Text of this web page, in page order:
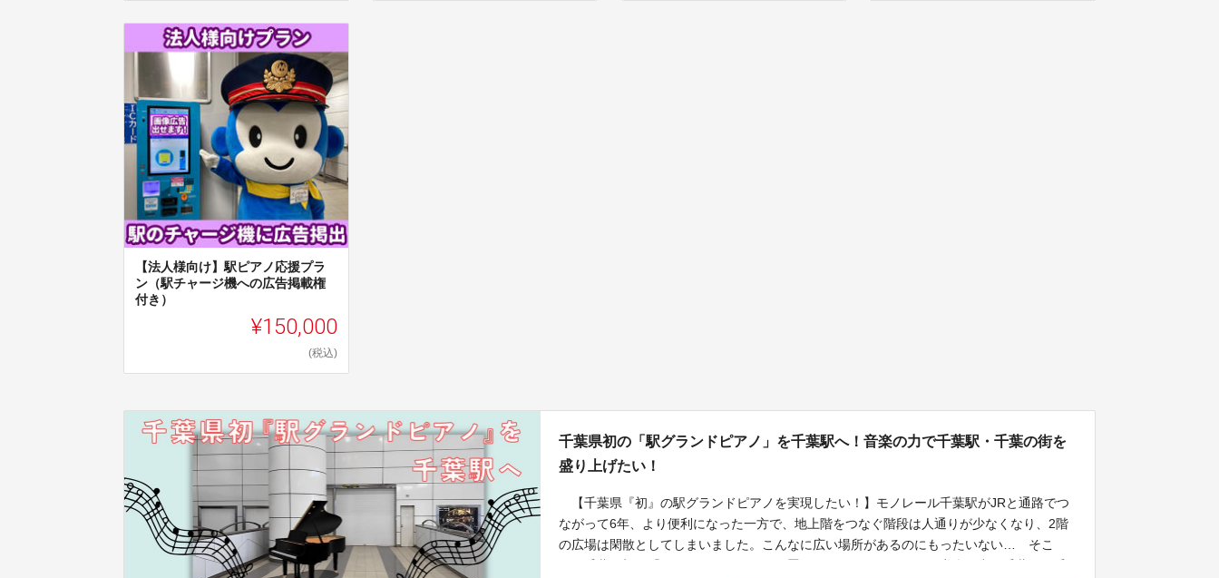
【法人様向け】駅ピアノ応援プラ
ン（駅チャージ機への広告掲載権
付き）
¥150,000
(税込)
千葉県初の「駅グランドピアノ」を千葉駅へ！音楽の力で千葉駅・千葉の街を
盛り上げたい！
【千葉県『初』の駅グランドピアノを実現したい！】モノレール千葉駅がJRと通路でつ
ながって6年、より便利になった一方で、地上階をつなぐ階段は人通りが少なくなり、2階
の広場は閑散としてしまいました。こんなに広い場所があるのにもったいない… そこ